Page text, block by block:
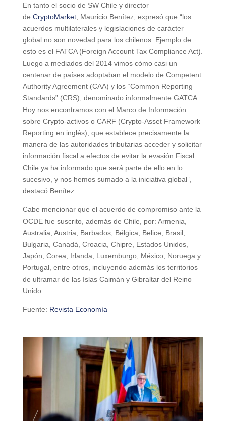
En tanto el socio de SW Chile y director
de CryptoMarket, Mauricio Benítez, expresó que “los
acuerdos multilaterales y legislaciones de carácter
global no son novedad para los chilenos. Ejemplo de
esto es el FATCA (Foreign Account Tax Compliance Act).
Luego a mediados del 2014 vimos cómo casi un
centenar de países adoptaban el modelo de Competent
Authority Agreement (CAA) y los “Common Reporting
Standards” (CRS), denominado informalmente GATCA.
Hoy nos encontramos con el Marco de Información
sobre Crypto-activos o CARF (Crypto-Asset Framework
Reporting en inglés), que establece precisamente la
manera de las autoridades tributarias acceder y solicitar
información fiscal a efectos de evitar la evasión Fiscal.
Chile ya ha informado que será parte de ello en lo
sucesivo, y nos hemos sumado a la iniciativa global”,
destacó Benítez.
Cabe mencionar que el acuerdo de compromiso ante la
OCDE fue suscrito, además de Chile, por: Armenia,
Australia, Austria, Barbados, Bélgica, Belice, Brasil,
Bulgaria, Canadá, Croacia, Chipre, Estados Unidos,
Japón, Corea, Irlanda, Luxemburgo, México, Noruega y
Portugal, entre otros, incluyendo además los territorios
de ultramar de las Islas Caimán y Gibraltar del Reino
Unido.
Fuente: Revista Economía